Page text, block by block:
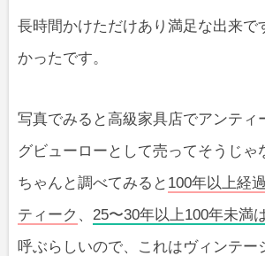
長時間かけただけあり満足な出来で
かったです。
写真でみると高級家具店でアンティ
グビューローとして売ってそうじゃ
ちゃんと調べてみると 100年以上経
ティーク 、 25〜30年以上100年未満
呼ぶらしいので、これはヴィンテー